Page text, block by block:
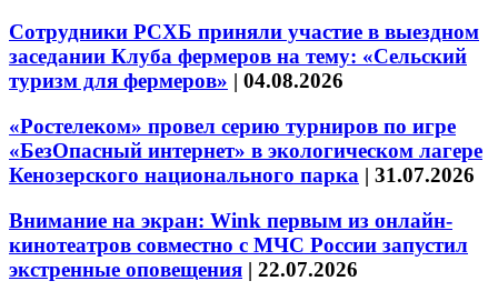
Сотрудники РСХБ приняли участие в выездном
заседании Клуба фермеров на тему: «Сельский
туризм для фермеров» | 04.08.2026
«Ростелеком» провел серию турниров по игре
«БезОпасный интернет» в экологическом лагере
Кенозерского национального парка | 31.07.2026
Внимание на экран: Wink первым из онлайн-
кинотеатров совместно с МЧС России запустил
экстренные оповещения | 22.07.2026